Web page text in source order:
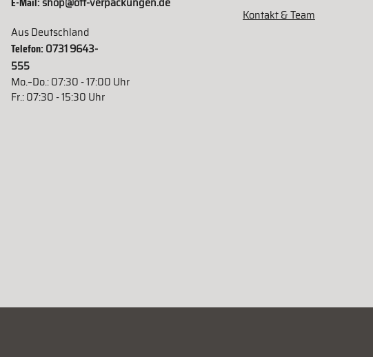
Aus Deutschland
Telefon: 0731 9643-
555
Mo.–Do.: 07:30 - 17:00 Uhr
Fr.: 07:30 - 15:30 Uhr
Kontakt & Team